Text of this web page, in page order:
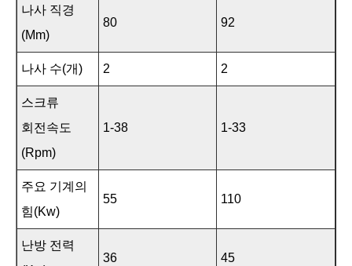
나사 직경
(mm)
80 92
나사 수(개) 2 2
스크류
회전속도
(rpm)
1-38 1-33
주요 기계의
힘(kw)
55 110
난방 전력
36 45